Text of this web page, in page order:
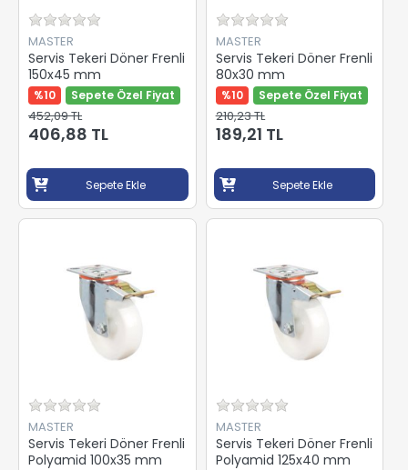
MASTER
Servis Tekeri Döner Frenli
150x45 mm
%10 Sepete Özel Fiyat
452,09 TL
406,88 TL
Sepete Ekle
MASTER
Servis Tekeri Döner Frenli
80x30 mm
%10 Sepete Özel Fiyat
210,23 TL
189,21 TL
Sepete Ekle
MASTER
Servis Tekeri Döner Frenli
Polyamid 100x35 mm
MASTER
Servis Tekeri Döner Frenli
Polyamid 125x40 mm